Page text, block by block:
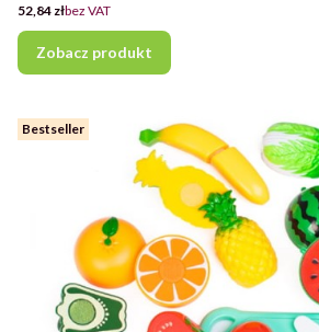
Cena
52,84 złbez VAT
Zobacz produkt
Bestseller